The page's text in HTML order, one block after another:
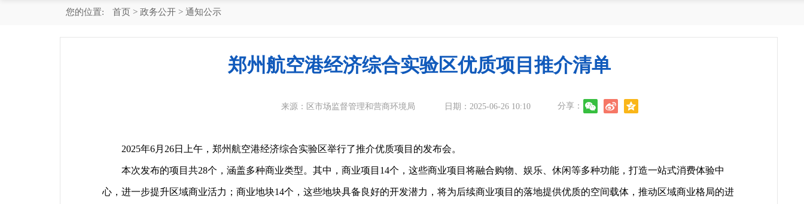
您的位置: 首页 > 政务公开 > 通知公示
郑州航空港经济综合实验区优质项目推介清单
来源：区市场监督管理和营商环境局 日期：2025-06-26 10:10 分享：
2025年6月26日上午，郑州航空港经济综合实验区举行了推介优质项目的发布会。
本次发布的项目共28个，涵盖多种商业类型。其中，商业项目14个，这些商业项目将融合购物、娱乐、休闲等多种功能，打造一站式消费体验中
心，进一步提升区域商业活力；商业地块14个，这些地块具备良好的开发潜力，将为后续商业项目的落地提供优质的空间载体，推动区域商业格局的进